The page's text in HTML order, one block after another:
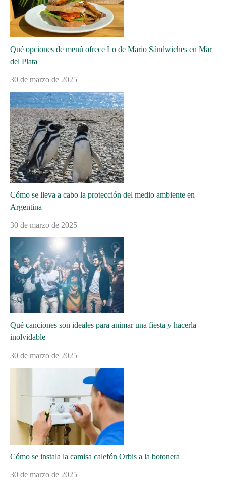
Qué opciones de menú ofrece Lo de Mario Sándwiches en Mar
del Plata
30 de marzo de 2025
Cómo se lleva a cabo la protección del medio ambiente en
Argentina
30 de marzo de 2025
Qué canciones son ideales para animar una fiesta y hacerla
inolvidable
30 de marzo de 2025
Cómo se instala la camisa calefón Orbis a la botonera
30 de marzo de 2025